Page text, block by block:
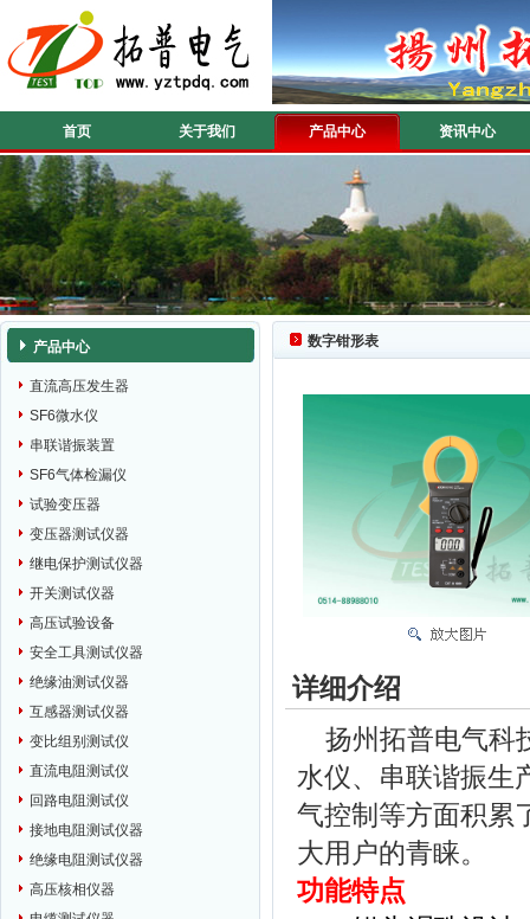
首页 关于我们 产品中心 资讯中心
产品中心
直流高压发生器
SF6微水仪
串联谐振装置
SF6气体检漏仪
试验变压器
变压器测试仪器
继电保护测试仪器
开关测试仪器
高压试验设备
安全工具测试仪器
绝缘油测试仪器
互感器测试仪器
变比组别测试仪
直流电阻测试仪
回路电阻测试仪
接地电阻测试仪器
绝缘电阻测试仪器
高压核相仪器
数字钳形表
详细介绍
扬州拓普电气科
水仪、串联谐振生
气控制等方面积累
大用户的青睐。
功能特点